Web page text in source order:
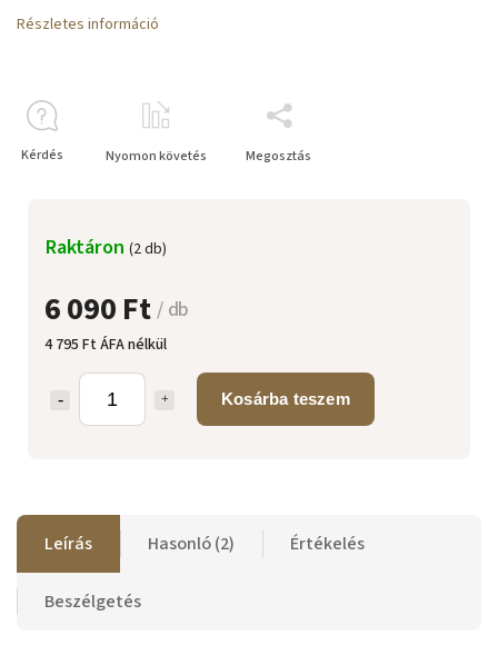
6 090 Ft/ db
4 795 Ft ÁFA nélkül
Kosárba teszem
Raktáron (2 db)
Részletes információ
Kérdés Nyomon követés Megosztás
Leírás Hasonló (2) Értékelés
Beszélgetés